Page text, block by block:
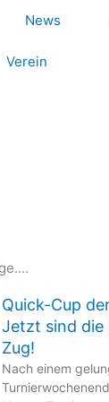
News
Verein
Quick-Cup
Jetzt sind die
Zug!
Nach einem